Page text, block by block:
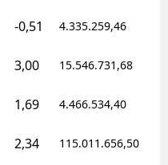
-0,51 4.335.259,46
3,00 15.546.731,68
1,69 4.466.534,40
2,34 115.011.656,50